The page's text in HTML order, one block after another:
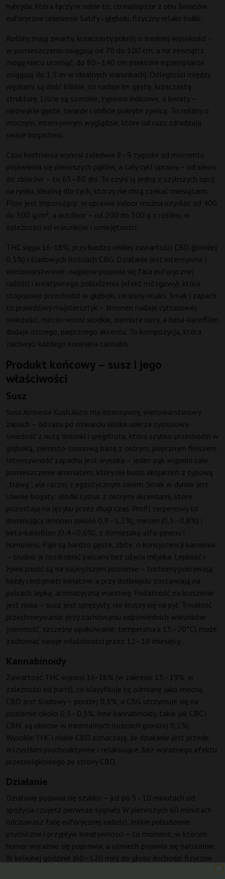
hybryda, która łączy w sobie to, co najlepsze z obu światów:
euforyczne uniesienie Satify i głęboki, fizyczny relaks Indiki.
Rośliny mają zwarty, krzaczasty pokrój o średniej wysokości –
w pomieszczeniu osiągają od 70 do 100 cm, a na zewnątrz
mogą nieco urosnąć, do 80–140 cm (niektóre egzemplarze
osiągają do 1,5 m w idealnych warunkach). Odległości między
węzłami są dość bliskie, co nadaje im gęstą, krzaczastą
strukturę. Liście są szerokie, typowo indicowe, a kwiaty –
niezwykle gęste, twarde i obficie pokryte żywicą. To rośliny o
mocnym, intensywnym wyglądzie, które od razu zdradzają
swoje bogactwo.
Czas kwitnienia wynosi zaledwie 8–9 tygodni od momentu
pojawienia się pierwszych pąków, a cały cykl uprawy – od siewu
do zbiorów – to 65–80 dni. To czyni ją jedną z szybszych opcji
na rynku, idealną dla tych, którzy nie chcą czekać miesiącami.
Plon jest imponujący: w uprawie indoor można uzyskać od 400
do 500 g/m², a outdoor – od 200 do 300 g z rośliny, w
zależności od warunków i umiejętności.
THC sięga 16-18%, przy bardzo niskiej zawartości CBD (poniżej
0,5%) i śladowych ilościach CBG. Działanie jest intensywne i
wielowarstwowe: najpierw pojawia się fala euforycznej
radości i kreatywnego pobudzenia (efekt mózgowy), która
stopniowo przechodzi w głęboki, cielesny relaks. Smak i zapach
to prawdziwy majstersztyk – limonen nadaje cytrusowej
świeżości, mircen wnosi słodkie, ziemiste nuty, a beta-kariofilen
dodaje ostrego, pieprznego akcentu. To kompozycja, która
zachwyci każdego konesera cannabis.
Produkt końcowy – susz i jego
właściwości
Susz
Susz Amnesia Kush Auto ma intensywny, wielowarstwowy
zapach – od razu po otwarciu słoika uderza cytrusowa
świeżość z nutą limonki i grejpfruta, która szybko przechodzi w
głęboką, ziemisto-sosnową bazę z ostrym, pieprznym finiszem.
Intensywność zapachu jest wysoka – jeden pąk wypełni całe
pomieszczenie aromatem, który nie budzi skojarzeń z typową
„trawą”, ale raczej z egzotycznym lasem. Smak w dymie jest
równie bogaty: słodki cytrus z ostrymi akcentami, które
pozostają na języku przez długi czas. Profil terpenowy to
dominujący limonen (około 0,8–1,2%), mircen (0,5–0,8%) i
beta-kariofilen (0,4–0,6%), z domieszką alfa-pinenu i
humulenu. Pąki są bardzo gęste, zbite, o konsystencji kamienia
– trudno je rozdrobnić palcami bez użycia młynka. Lepkość i
żywiczność są na najwyższym poziomie – trichomy pokrywają
każdy centymetr kwiatów, a przy dotknięciu zostawiają na
palcach lepką, aromatyczną warstwę. Podatność na kruszenie
jest niska – susz jest sprężysty, nie kruszy się na pył. Trwałość
przechowywania: przy zachowaniu odpowiednich warunków
(ciemność, szczelne opakowanie, temperatura 15–20°C) może
zachować swoje właściwości przez 12–18 miesięcy.
Kannabinoidy
Zawartość THC wynosi 16-18% (w zakresie 15–19%, w
zależności od partii), co klasyfikuje tę odmianę jako mocną.
CBD jest śladowy – poniżej 0,5%, a CBG utrzymuje się na
poziomie około 0,3–0,5%. Inne kannabinoidy, takie jak CBC i
CBN, są obecne w minimalnych ilościach (poniżej 0,1%).
Wysokie THC i niskie CBD oznaczają, że działanie jest przede
wszystkim psychoaktywne i relaksujące, bez wyraźnego efektu
przeciwlękowego ze strony CBD.
Działanie
Działanie pojawia się szybko – już po 5–10 minutach od
spożycia czujesz pierwsze sygnały. W pierwszych 60 minutach
odczuwasz falę euforycznej radości, lekkie pobudzenie
psychiczne i przypływ kreatywności – to moment, w którym
humor wyraźnie się poprawia, a uśmiech pojawia się naturalnie.
W kolejnej godzinie (60–120 min) do głosu dochodzi fizyczne